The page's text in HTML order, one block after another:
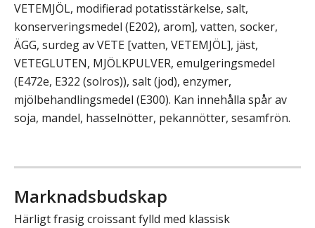
VETEMJÖL, modifierad potatisstärkelse, salt,
konserveringsmedel (E202), arom], vatten, socker,
ÄGG, surdeg av VETE [vatten, VETEMJÖL], jäst,
VETEGLUTEN, MJÖLKPULVER, emulgeringsmedel
(E472e, E322 (solros)), salt (jod), enzymer,
mjölbehandlingsmedel (E300). Kan innehålla spår av
soja, mandel, hasselnötter, pekannötter, sesamfrön.
Marknadsbudskap
Härligt frasig croissant fylld med klassisk